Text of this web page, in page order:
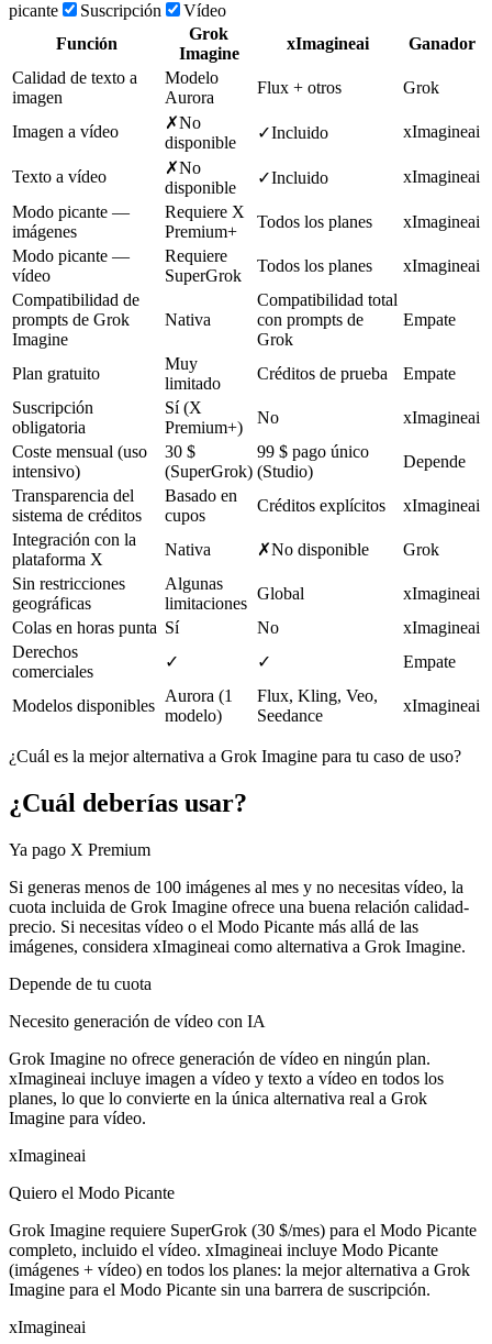
picante
Suscripción
Vídeo
Función
Grok
Imagine
xImagineai
Ganador
Calidad de texto a
imagen
Modelo
Aurora
Flux + otros Grok
Imagen a vídeo ✗No
disponible
✓Incluido xImagineai
Texto a vídeo ✗No
disponible
✓Incluido
xImagineai
Modo picante —
imágenes
Requiere X
Premium+
Todos los planes
xImagineai
Modo picante —
vídeo
Requiere
SuperGrok
Todos los planes
xImagineai
Compatibilidad de
prompts de Grok
Imagine
Nativa
Compatibilidad total
con prompts de
Grok
Empate
Plan gratuito
Muy
limitado
Créditos de prueba
Empate
Suscripción
obligatoria
Sí (X
Premium+)
No
xImagineai
Coste mensual (uso
intensivo)
30 $
(SuperGrok)
99 $ pago único
(Studio)
Depende
Transparencia del
sistema de créditos
Basado en
cupos
Créditos explícitos
xImagineai
Integración con la
plataforma X
Nativa ✗No disponible
Grok
Sin restricciones
geográficas
Algunas
limitaciones
Global
xImagineai
Colas en horas punta Sí No
xImagineai
Derechos
comerciales
✓ ✓ Empate
Modelos disponibles
Aurora (1
modelo)
Flux, Kling, Veo,
Seedance
xImagineai
¿Cuál es la mejor alternativa a Grok Imagine para tu caso de uso?
¿Cuál deberías usar?
Ya pago X Premium
Si generas menos de 100 imágenes al mes y no necesitas vídeo, la
cuota incluida de Grok Imagine ofrece una buena relación calidad-
precio. Si necesitas vídeo o el Modo Picante más allá de las
imágenes, considera xImagineai como alternativa a Grok Imagine.
Depende de tu cuota
Necesito generación de vídeo con IA
Grok Imagine no ofrece generación de vídeo en ningún plan.
xImagineai incluye imagen a vídeo y texto a vídeo en todos los
planes, lo que lo convierte en la única alternativa real a Grok
Imagine para vídeo.
xImagineai
Quiero el Modo Picante
Grok Imagine requiere SuperGrok (30 $/mes) para el Modo Picante
completo, incluido el vídeo. xImagineai incluye Modo Picante
(imágenes + vídeo) en todos los planes: la mejor alternativa a Grok
Imagine para el Modo Picante sin una barrera de suscripción.
xImagineai